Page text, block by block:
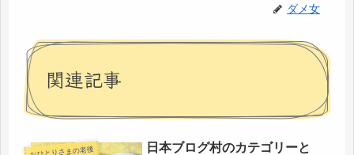
ダメ女
関連記事
おひとりさまの老後
日本ブログ村のカテゴリーと